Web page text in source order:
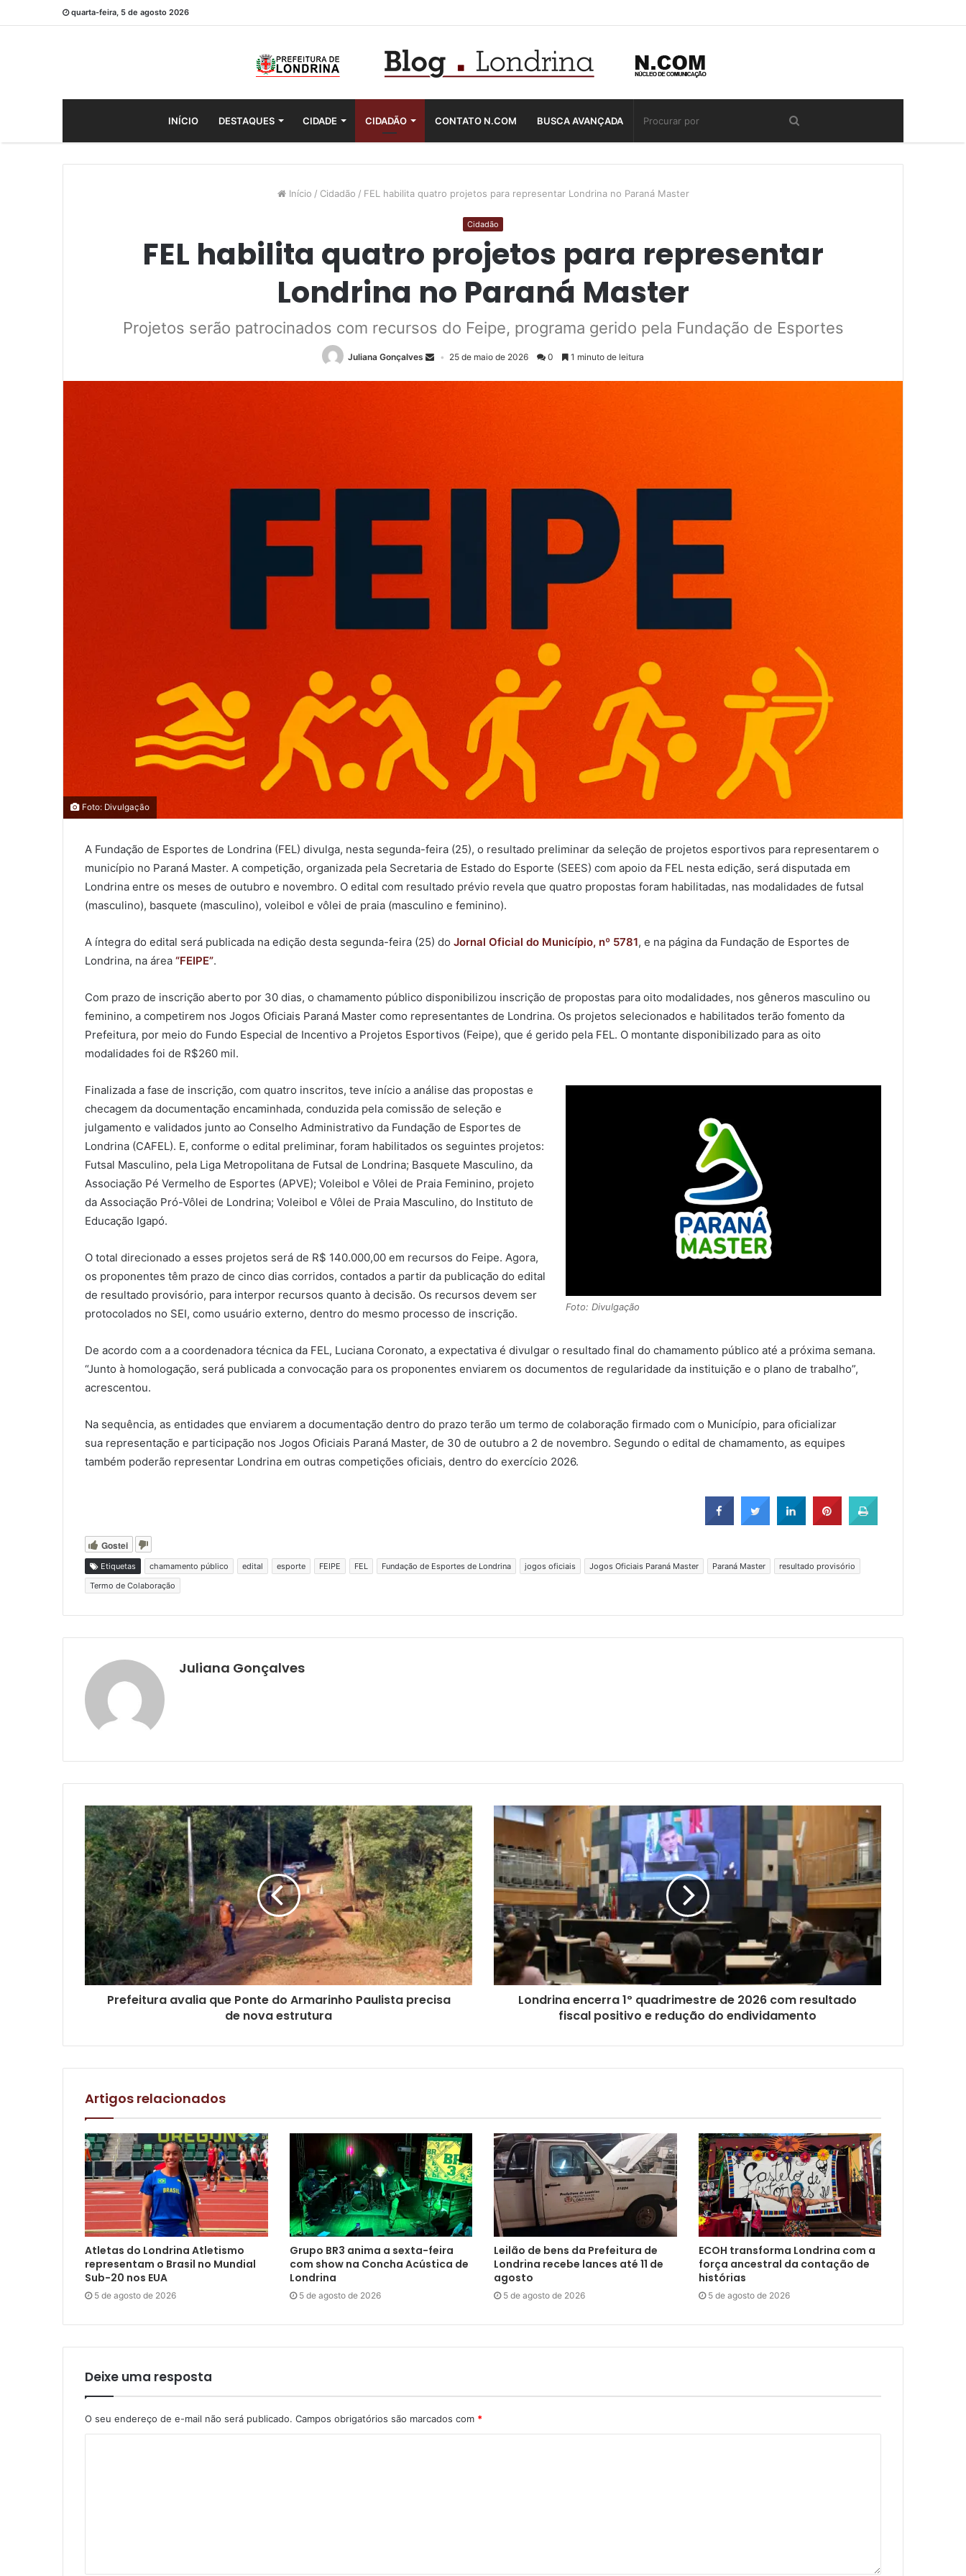
quarta-feira, 5 de agosto 2026
INÍCIO DESTAQUES CIDADE CIDADÃO CONTATO N.COM BUSCA AVANÇADA
Início / Cidadão / FEL habilita quatro projetos para representar Londrina no Paraná Master
Cidadão
FEL habilita quatro projetos para representar
Londrina no Paraná Master
Projetos serão patrocinados com recursos do Feipe, programa gerido pela Fundação de Esportes
Juliana Gonçalves 25 de maio de 2026 0 1 minuto de leitura
Foto: Divulgação
A Fundação de Esportes de Londrina (FEL) divulga, nesta segunda-feira (25), o resultado preliminar da seleção de projetos esportivos para representarem o
município no Paraná Master. A competição, organizada pela Secretaria de Estado do Esporte (SEES) com apoio da FEL nesta edição, será disputada em
Londrina entre os meses de outubro e novembro. O edital com resultado prévio revela que quatro propostas foram habilitadas, nas modalidades de futsal
(masculino), basquete (masculino), voleibol e vôlei de praia (masculino e feminino).
A íntegra do edital será publicada na edição desta segunda-feira (25) do Jornal Oficial do Município, nº 5781, e na página da Fundação de Esportes de
Londrina, na área “FEIPE”.
Com prazo de inscrição aberto por 30 dias, o chamamento público disponibilizou inscrição de propostas para oito modalidades, nos gêneros masculino ou
feminino, a competirem nos Jogos Oficiais Paraná Master como representantes de Londrina. Os projetos selecionados e habilitados terão fomento da
Prefeitura, por meio do Fundo Especial de Incentivo a Projetos Esportivos (Feipe), que é gerido pela FEL. O montante disponibilizado para as oito
modalidades foi de R$260 mil.
Foto: Divulgação
Finalizada a fase de inscrição, com quatro inscritos, teve início a análise das propostas e
checagem da documentação encaminhada, conduzida pela comissão de seleção e
julgamento e validados junto ao Conselho Administrativo da Fundação de Esportes de
Londrina (CAFEL). E, conforme o edital preliminar, foram habilitados os seguintes projetos:
Futsal Masculino, pela Liga Metropolitana de Futsal de Londrina; Basquete Masculino, da
Associação Pé Vermelho de Esportes (APVE); Voleibol e Vôlei de Praia Feminino, projeto
da Associação Pró-Vôlei de Londrina; Voleibol e Vôlei de Praia Masculino, do Instituto de
Educação Igapó.
O total direcionado a esses projetos será de R$ 140.000,00 em recursos do Feipe. Agora,
os proponentes têm prazo de cinco dias corridos, contados a partir da publicação do edital
de resultado provisório, para interpor recursos quanto à decisão. Os recursos devem ser
protocolados no SEI, como usuário externo, dentro do mesmo processo de inscrição.
De acordo com a a coordenadora técnica da FEL, Luciana Coronato, a expectativa é divulgar o resultado final do chamamento público até a próxima semana.
“Junto à homologação, será publicada a convocação para os proponentes enviarem os documentos de regularidade da instituição e o plano de trabalho”,
acrescentou.
Na sequência, as entidades que enviarem a documentação dentro do prazo terão um termo de colaboração firmado com o Município, para oficializar
sua representação e participação nos Jogos Oficiais Paraná Master, de 30 de outubro a 2 de novembro. Segundo o edital de chamamento, as equipes
também poderão representar Londrina em outras competições oficiais, dentro do exercício 2026.
Gostei
Etiquetas chamamento público edital esporte FEIPE FEL Fundação de Esportes de Londrina jogos oficiais Jogos Oficiais Paraná Master Paraná Master
resultado provisório
Termo de Colaboração
Juliana Gonçalves
Prefeitura avalia que Ponte do Armarinho Paulista precisa
de nova estrutura
Londrina encerra 1º quadrimestre de 2026 com resultado
fiscal positivo e redução do endividamento
Artigos relacionados
Atletas do Londrina Atletismo
representam o Brasil no Mundial
Sub-20 nos EUA
5 de agosto de 2026
Grupo BR3 anima a sexta-feira
com show na Concha Acústica de
Londrina
5 de agosto de 2026
Leilão de bens da Prefeitura de
Londrina recebe lances até 11 de
agosto
5 de agosto de 2026
ECOH transforma Londrina com a
força ancestral da contação de
histórias
5 de agosto de 2026
Deixe uma resposta
O seu endereço de e-mail não será publicado. Campos obrigatórios são marcados com *
COMPARTILHAMENTOS